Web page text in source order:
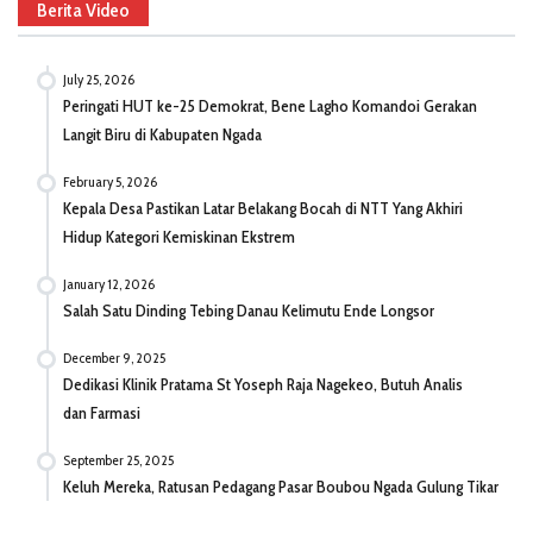
Berita Video
July 25, 2026
Peringati HUT ke-25 Demokrat, Bene Lagho Komandoi Gerakan
Langit Biru di Kabupaten Ngada
February 5, 2026
Kepala Desa Pastikan Latar Belakang Bocah di NTT Yang Akhiri
Hidup Kategori Kemiskinan Ekstrem
January 12, 2026
Salah Satu Dinding Tebing Danau Kelimutu Ende Longsor
December 9, 2025
Dedikasi Klinik Pratama St Yoseph Raja Nagekeo, Butuh Analis
dan Farmasi
September 25, 2025
Keluh Mereka, Ratusan Pedagang Pasar Boubou Ngada Gulung Tikar